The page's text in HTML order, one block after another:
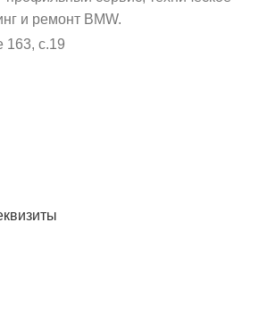
и ремонт BMW.
163, с.19